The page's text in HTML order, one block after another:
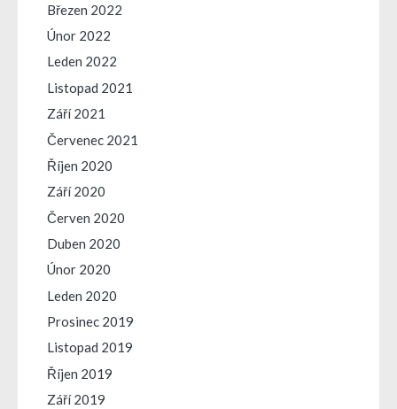
Březen 2022
Únor 2022
Leden 2022
Listopad 2021
Září 2021
Červenec 2021
Říjen 2020
Září 2020
Červen 2020
Duben 2020
Únor 2020
Leden 2020
Prosinec 2019
Listopad 2019
Říjen 2019
Září 2019